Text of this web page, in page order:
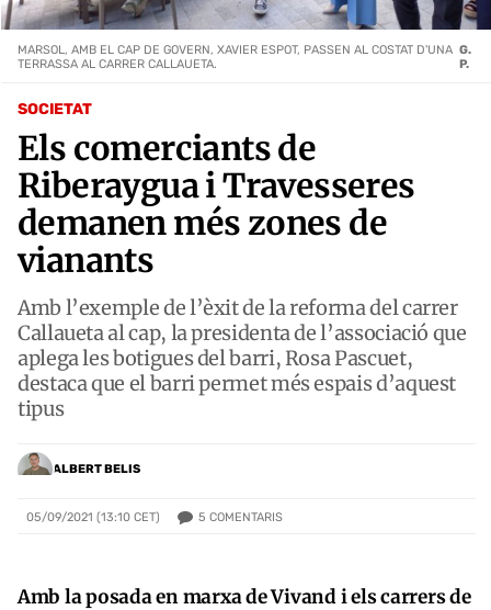
SOCIETAT
Els comerciants de
Riberaygua i Travesseres
demanen més zones de
vianants
Amb l’exemple de l’èxit de la reforma del carrer
Callaueta al cap, la presidenta de l’associació que
aplega les botigues del barri, Rosa Pascuet,
destaca que el barri permet més espais d’aquest
tipus
ALBERT BELIS
05/09/2021 (13:10 CET) 5 COMENTARIS
MARSOL, AMB EL CAP DE GOVERN, XAVIER ESPOT, PASSEN AL COSTAT D'UNA
TERRASSA AL CARRER CALLAUETA.
G.
P.
Amb la posada en marxa de Vivand i els carrers de